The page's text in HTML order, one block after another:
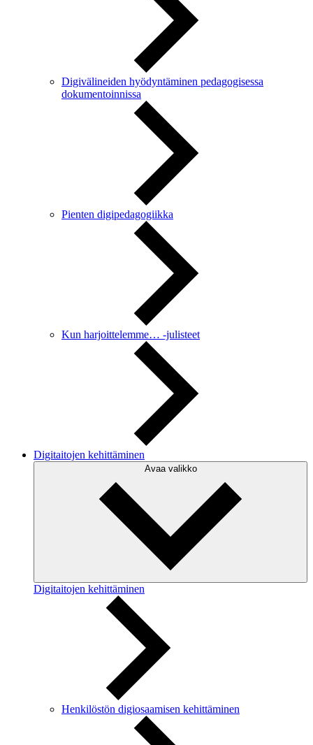
Digivälineiden hyödyntäminen pedagogisessa
dokumentoinnissa
Pienten digipedagogiikka
Kun harjoittelemme… -julisteet
Digitaitojen kehittäminen
Avaa valikko
Digitaitojen kehittäminen
Henkilöstön digiosaamisen kehittäminen